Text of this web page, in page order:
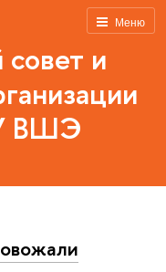
Меню
и
ВШЭ